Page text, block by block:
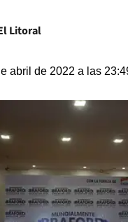
Litoral
abril de 2022 a las